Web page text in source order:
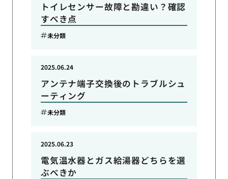
トイレセンサー故障と勘違い？確認
すべき点
未分類
アンテナ端子交換後のトラブルシュ
ーティング
2025.06.24
未分類
電気温水器とガス給湯器どちらを選
ぶべきか
2025.06.23